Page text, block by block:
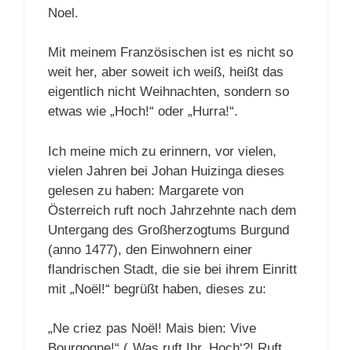
Noel.
Mit meinem Französischen ist es nicht so
weit her, aber soweit ich weiß, heißt das
eigentlich nicht Weihnachten, sondern so
etwas wie „Hoch!“ oder „Hurra!“.
Ich meine mich zu erinnern, vor vielen,
vielen Jahren bei Johan Huizinga dieses
gelesen zu haben: Margarete von
Österreich ruft noch Jahrzehnte nach dem
Untergang des Großherzogtums Burgund
(anno 1477), den Einwohnern einer
flandrischen Stadt, die sie bei ihrem Einritt
mit „Noël!“ begrüßt haben, dieses zu:
„Ne criez pas Noël! Mais bien: Vive